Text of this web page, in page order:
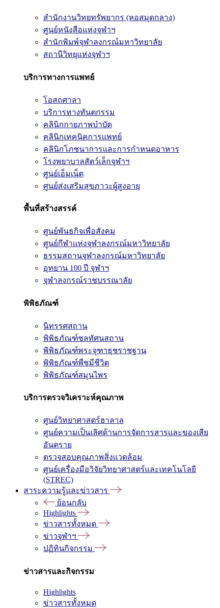
สำนักงานวิทยทรัพยากร (หอสมุดกลาง)
ศูนย์หนังสือแห่งจุฬาฯ
สำนักพิมพ์จุฬาลงกรณ์มหาวิทยาลัย
สถานีวิทยุแห่งจุฬาฯ
บริการทางการแพทย์
โอสถศาลา
บริการทางทันตกรรม
คลินิกกายภาพบำบัด
คลินิกเทคนิคการแพทย์
คลินิกโภชนาการและการกำหนดอาหาร
โรงพยาบาลสัตว์เล็กจุฬาฯ
ศูนย์เอ็มเน็ต
ศูนย์ส่งเสริมสุขภาวะผู้สูงอายุ
พื้นที่สร้างสรรค์
ศูนย์พันธกิจเพื่อสังคม
ศูนย์กีฬาแห่งจุฬาลงกรณ์มหาวิทยาลัย
ธรรมสถานจุฬาลงกรณ์มหาวิทยาลัย
อุทยาน 100 ปี จุฬาฯ
จุฬาลงกรณ์ราชบรรณาลัย
พิพิธภัณฑ์
นิทรรศสถาน
พิพิธภัณฑ์ชลทัศนสถาน
พิพิธภัณฑ์พระจุฑาธุชราชฐาน
พิพิธภัณฑ์พืชมีชีวิต
พิพิธภัณฑ์สมุนไพร
บริการตรวจวิเคราะห์คุณภาพ
ศูนย์วิทยาศาสตร์ฮาลาล
ศูนย์ความเป็นเลิศด้านการจัดการสารและของเสีย
อันตราย
ตรวจสอบคุณภาพสิ่งแวดล้อม
ศูนย์เครื่องมือวิจัยวิทยาศาสตร์และเทคโนโลยี
(STREC)
สาระความรู้และข่าวสาร
ย้อนกลับ
Highlights
ข่าวสารทั้งหมด
ข่าวจุฬาฯ
ปฏิทินกิจกรรม
ข่าวสารและกิจกรรม
Highlights
ข่าวสารทั้งหมด